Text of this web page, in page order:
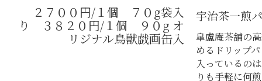
２７００円/１個 ７０g袋入
り ３８２０円/１個 ９０g オ
リジナル鳥獣戯画缶入
宇治茶一煎
皐盧庵茶舗の
めるドリップ
入っているの
りも手軽に何